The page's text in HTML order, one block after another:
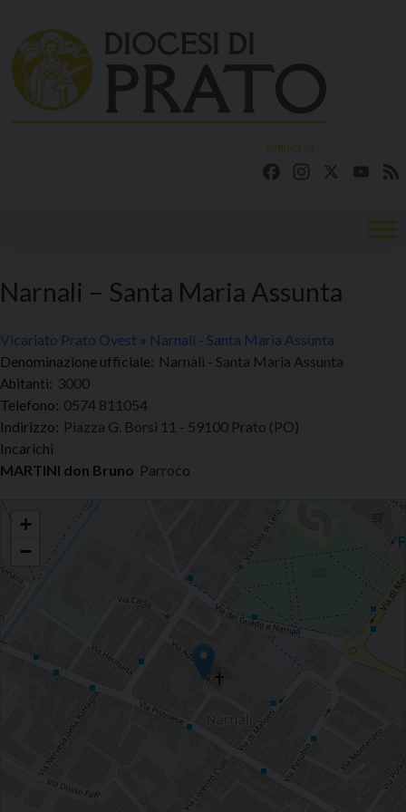
content
seguici su
FacebookInstagram
Narnali – Santa Maria Assunta
Vicariato Prato Ovest » Narnali - Santa Maria Assunta
Denominazione ufficiale: Narnali - Santa Maria Assunta
3000
Telefono: 0574 811054
Indirizzo: Piazza G. Borsi 11 - 59100 Prato (PO)
Incarichi
MARTINI don Bruno Parroco
Narnali - Santa Maria Assunta
+
−